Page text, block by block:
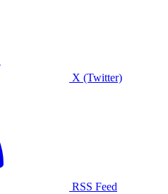
X (Twitter)
RSS Feed